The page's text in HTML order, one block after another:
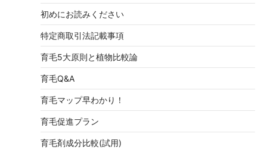
初めにお読みください
特定商取引法記載事項
育毛5大原則と植物比較論
育毛Q&A
育毛マップ早わかり！
育毛促進プラン
育毛剤成分比較(試用)